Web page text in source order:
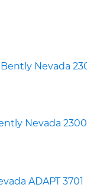
Nevada 2300